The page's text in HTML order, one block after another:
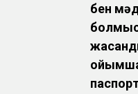
бен